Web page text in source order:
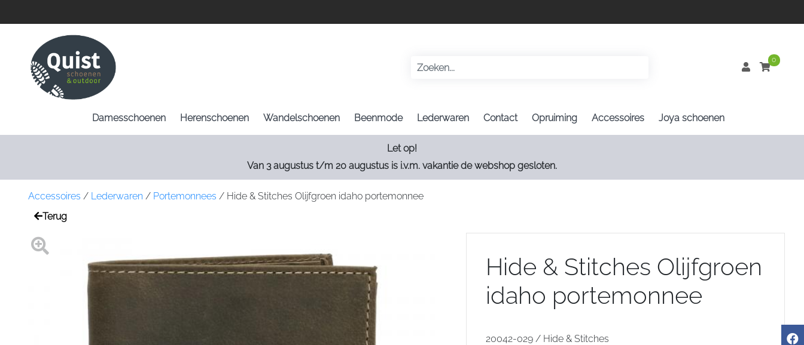
0
Damesschoenen Herenschoenen Wandelschoenen Beenmode Lederwaren Contact Opruiming Accessoires Joya schoenen
Let op!
Van 3 augustus t/m 20 augustus is i.v.m. vakantie de webshop gesloten.
Accessoires / Lederwaren / Portemonnees / Hide & Stitches Olijfgroen idaho portemonnee
Terug
Hide & Stitches Olijfgroen
idaho portemonnee
20042-029 / Hide & Stitches